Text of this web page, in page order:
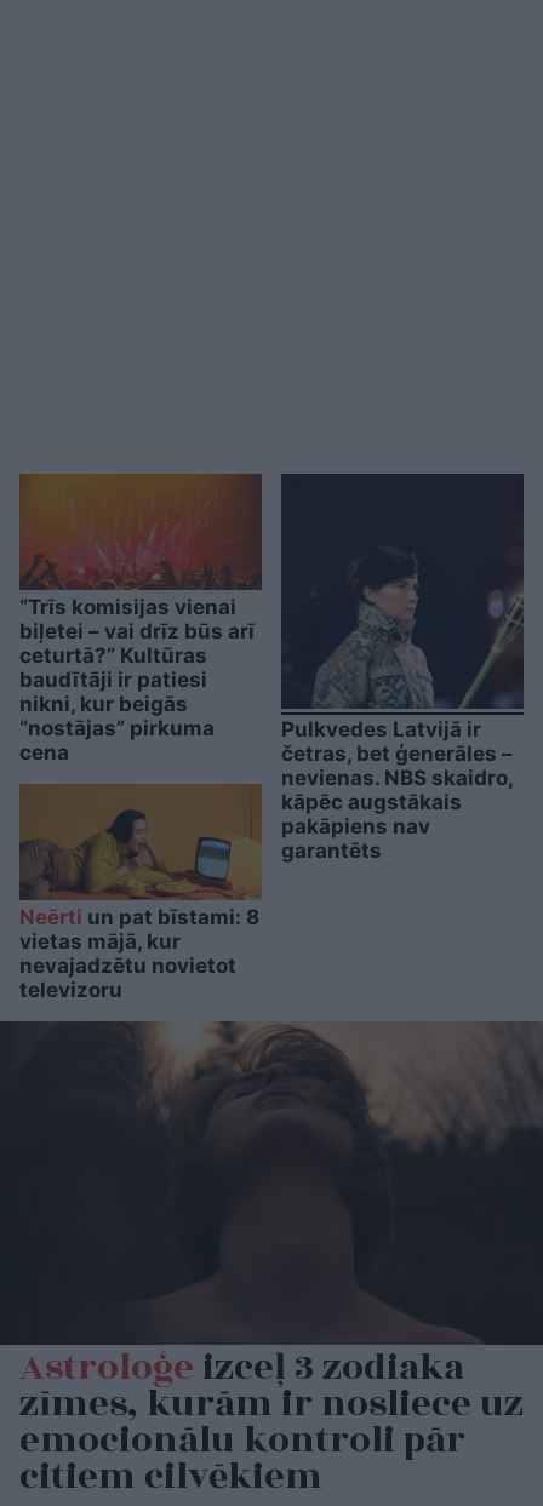
“Trīs komisijas vienai
biļetei – vai drīz būs arī
ceturtā?” Kultūras
baudītāji ir patiesi
nikni, kur beigās
“nostājas” pirkuma
cena
Neērti un pat bīstami: 8
vietas mājā, kur
nevajadzētu novietot
televizoru
Pulkvedes Latvijā ir
četras, bet ģenerāles –
nevienas. NBS skaidro,
kāpēc augstākais
pakāpiens nav
garantēts
Astroloģeizceļ 3 zodiaka
zīmes, kurām ir nosliece uz
emocionālu kontroli pār
citiem cilvēkiem